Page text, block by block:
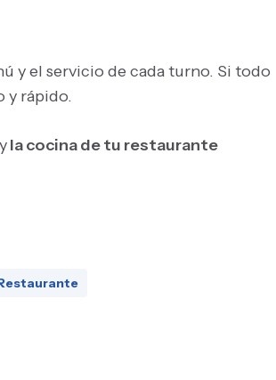
y el servicio de cada turno. Si todo
y rápido.
yla cocina de tu restaurante